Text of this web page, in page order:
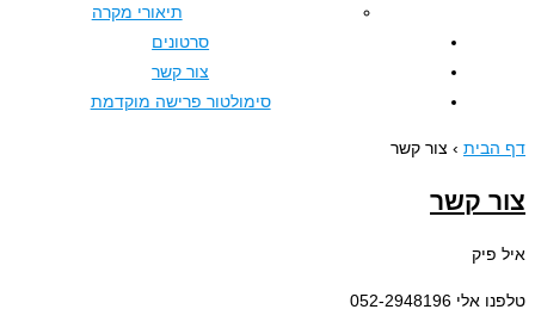
תיאורי מקרה
סימולטור פרישה מוקדמת
צור קשר